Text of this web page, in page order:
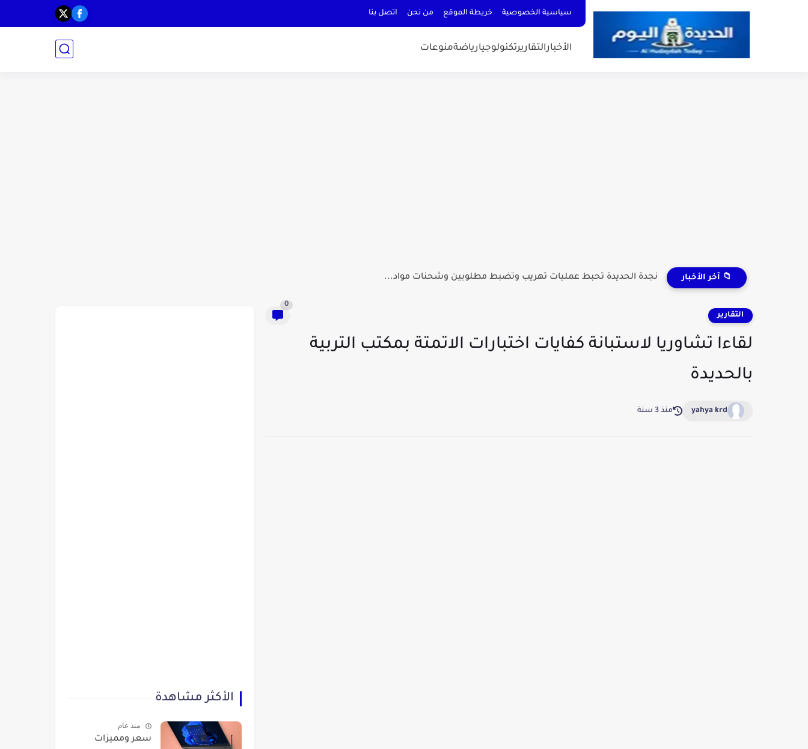
سياسية الخصوصية خريطة الموقع من نحن اتصل بنا
الأخبارالتقاريرتكنولوجيارياضةمنوعات
📁 آخر الأخبار نجدة الحديدة تحبط عمليات تهريب وتضبط مطلوبين وشحنات مواد...
التقارير
0
لقاءا تشاوريا لاستبانة كفايات اختبارات الاتمتة بمكتب التربية
بالحديدة
yahya krd منذ 3 سنة
الأكثر مشاهدة
منذ عام
سعر ومميزات